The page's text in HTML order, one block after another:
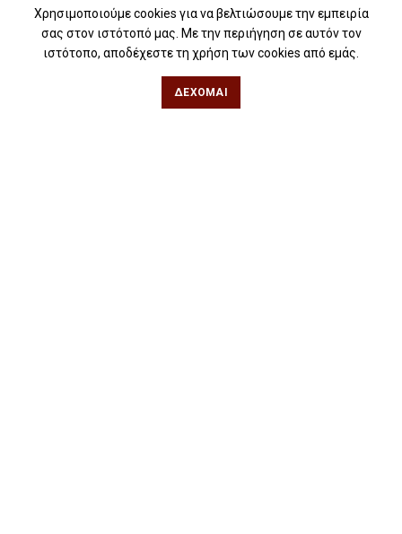
Για δημοσιογράφους
Για σχολεία
Χρησιμοποιούμε cookies για να βελτιώσουμε την εμπειρία
σας στον ιστότοπό μας. Με την περιήγηση σε αυτόν τον
ιστότοπο, αποδέχεστε τη χρήση των cookies από εμάς.
ΔΈΧΟΜΑΙ